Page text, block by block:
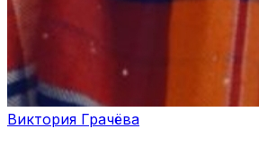
Виктория Грачёва